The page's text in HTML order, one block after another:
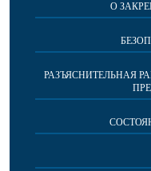
О
РАЗЪЯСНИТЕЛЬНАЯ